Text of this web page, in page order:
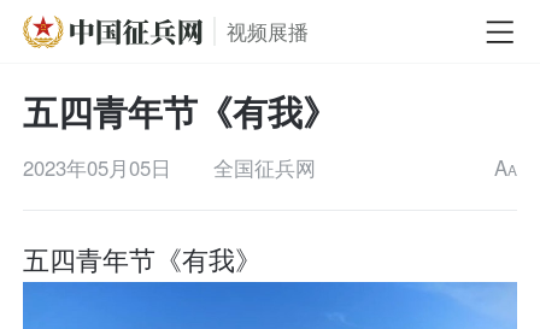
视频展播
五四青年节《有我》
2023年05月05日 全国征兵网 AA
五四青年节《有我》